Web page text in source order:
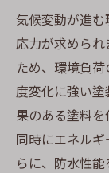
気候変動が進
応力が求めら
ため、環境負
度変化に強い
果のある塗料
同時にエネル
らに、防水性